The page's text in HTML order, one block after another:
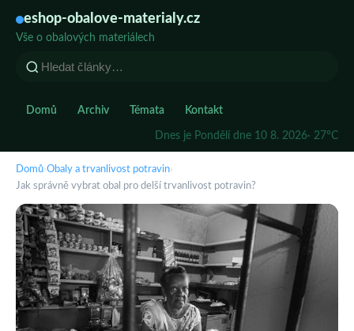
eshop-obalove-materialy.cz
Vše o obalových materiálech
Domů Archiv Témata Kontakt
Dnes je Pondělí dne 10 8. 2026· 27°C
Domů›Obaly a trvanlivost potravin›
Jak správně vybrat obal pro delší trvanlivost potravin?